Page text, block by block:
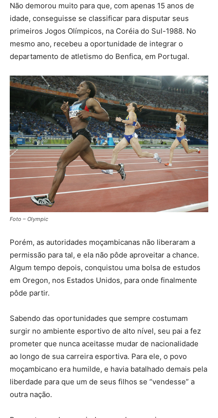
Não demorou muito para que, com apenas 15 anos de
idade, conseguisse se classificar para disputar seus
primeiros Jogos Olímpicos, na Coréia do Sul-1988. No
mesmo ano, recebeu a oportunidade de integrar o
departamento de atletismo do Benfica, em Portugal.
Foto – Olympic
Porém, as autoridades moçambicanas não liberaram a
permissão para tal, e ela não pôde aproveitar a chance.
Algum tempo depois, conquistou uma bolsa de estudos
em Oregon, nos Estados Unidos, para onde finalmente
pôde partir.
Sabendo das oportunidades que sempre costumam
surgir no ambiente esportivo de alto nível, seu pai a fez
prometer que nunca aceitasse mudar de nacionalidade
ao longo de sua carreira esportiva. Para ele, o povo
moçambicano era humilde, e havia batalhado demais pela
liberdade para que um de seus filhos se “vendesse” a
outra nação.